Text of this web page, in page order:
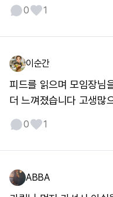
0 1
이순간
피드를 읽으며 모임장님
더 느껴졌습니다 고생많
0 1
ABBA